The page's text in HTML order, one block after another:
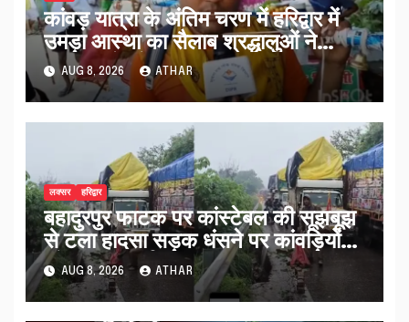
कांवड़ यात्रा के अंतिम चरण में हरिद्वार में
उमड़ा आस्था का सैलाब श्रद्धालुओं ने
व्यवस्थाओं को सराहा…
AUG 8, 2026 ATHAR
लक्सर हरिद्वार
बहादुरपुर फाटक पर कांस्टेबल की सूझबूझ
से टला हादसा सड़क धंसने पर कांवड़ियों
को किया अलर्ट…
AUG 8, 2026 ATHAR